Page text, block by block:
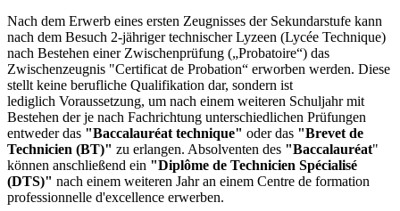
Nach dem Erwerb eines ersten Zeugnisses der Sekundarstufe kann
nach dem Besuch 2-jähriger technischer Lyzeen (Lycée Technique)
nach Bestehen einer Zwischenprüfung („Probatoire“) das
Zwischenzeugnis "Certificat de Probation“ erworben werden. Diese
stellt keine berufliche Qualifikation dar, sondern ist
lediglich Voraussetzung, um nach einem weiteren Schuljahr mit
Bestehen der je nach Fachrichtung unterschiedlichen Prüfungen
entweder das "Baccalauréat technique" oder das "Brevet de
Technicien (BT)" zu erlangen. Absolventen des "Baccalauréat"
können anschließend ein "Diplôme de Technicien Spécialisé
(DTS)" nach einem weiteren Jahr an einem Centre de formation
professionnelle d'excellence erwerben.